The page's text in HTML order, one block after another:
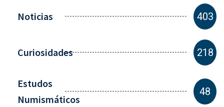
Noticias 403
Curiosidades 218
Estudos
Numismáticos
48